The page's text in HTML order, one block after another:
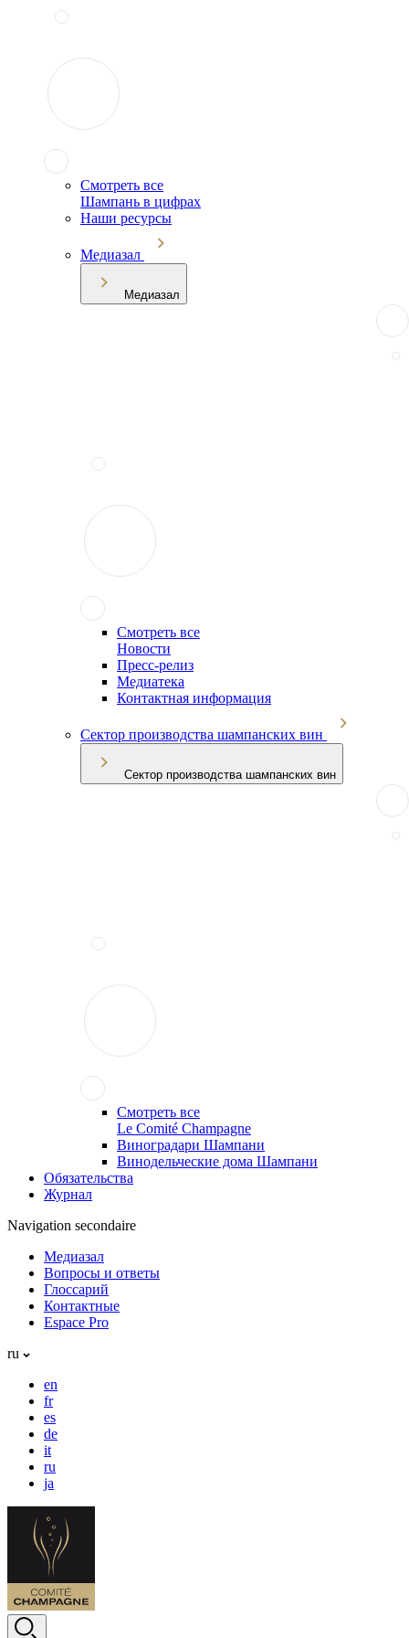
Смотреть все
Шампань в цифрах
Наши ресурсы
Медиазал
Медиазал
Смотреть все
Новости
Пресс-релиз
Медиатека
Контактная информация
Сектор производства шампанских вин
Сектор производства шампанских вин
Смотреть все
Le Comité Champagne
Виноградари Шампани
Винодельческие дома Шампани
Обязательства
Журнал
Navigation secondaire
Медиазал
Вопросы и ответы
Глоссарий
Контактные
Espace Pro
ru
en
fr
es
de
it
ru
ja